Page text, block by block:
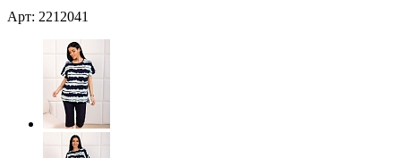
Арт: 2212041